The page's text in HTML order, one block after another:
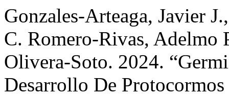
Gonzales-Arteaga, Javier
C. Romero-Rivas, Adelmo
Olivera-Soto. 2024.
Desarrollo De